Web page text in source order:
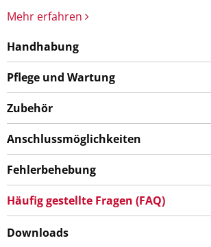
Mehr erfahren
Handhabung
Pflege und Wartung
Zubehör
Anschlussmöglichkeiten
Fehlerbehebung
Häufig gestellte Fragen (FAQ)
Downloads